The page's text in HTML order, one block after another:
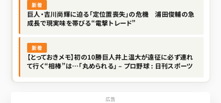
新着
巨人・吉川尚輝に迫る「定位置喪失」の危機 浦田俊輔の急
成長で現実味を帯びる“電撃トレード”
新着
【とっておきメモ】初の10勝巨人井上温大が遠征に必ず連れ
て行く“相棒”は…「丸められる」 – プロ野球 : 日刊スポーツ
広告